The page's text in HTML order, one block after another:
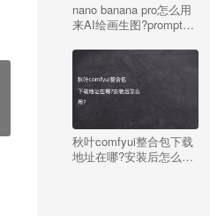
nano banana pro怎么用
来AI绘画生图?prompt要
秋叶comfyui整合包下载
地址在哪?安装后怎么